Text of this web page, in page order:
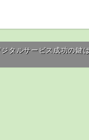
タルサービス成功の鍵